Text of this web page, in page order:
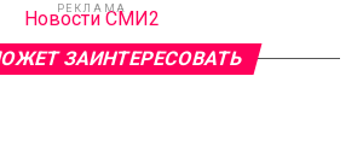
РЕКЛАМА
Новости СМИ2
ЗАИНТЕРЕСОВАТЬ